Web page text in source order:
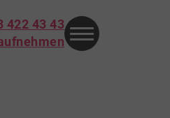
422 43 43